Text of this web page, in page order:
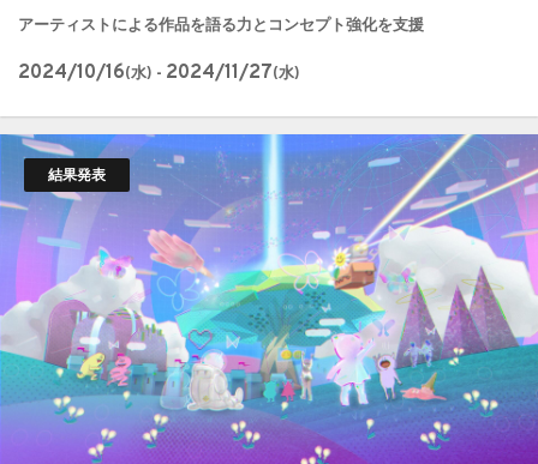
アーティストによる作品を語る力とコンセプト強化を支援
2024/10/16(水) - 2024/11/27(水)
結果発表